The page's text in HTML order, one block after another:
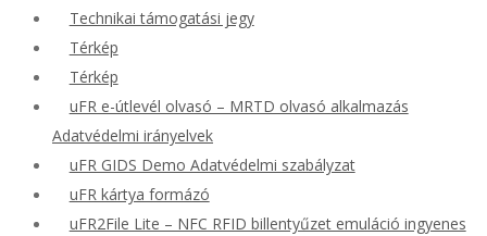
Technikai támogatási jegy
Térkép
Térkép
uFR e-útlevél olvasó – MRTD olvasó alkalmazás
Adatvédelmi irányelvek
uFR GIDS Demo Adatvédelmi szabályzat
uFR kártya formázó
uFR2File Lite – NFC RFID billentyűzet emuláció ingyenes